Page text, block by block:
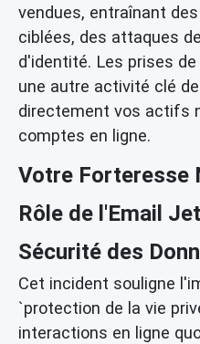
vendues, entraînant
ciblées, des attaques
d'identité. Les prises
une autre activité clé
directement vos actifs
comptes en ligne.
Votre Forteresse
Rôle de l'Email
Sécurité des
Cet incident souligne
`protection de la vie
interactions en ligne